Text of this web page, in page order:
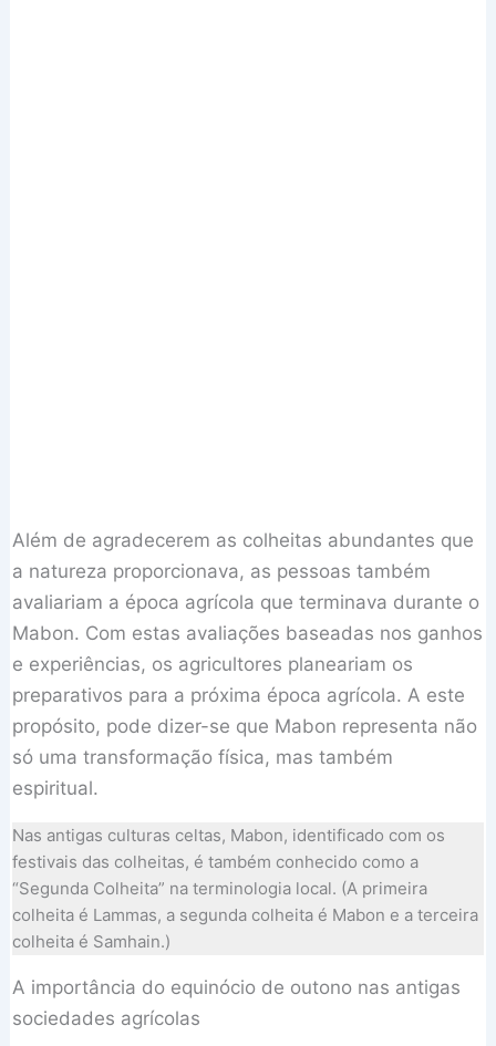
Além de agradecerem as colheitas abundantes que
a natureza proporcionava, as pessoas também
avaliariam a época agrícola que terminava durante o
Mabon. Com estas avaliações baseadas nos ganhos
e experiências, os agricultores planeariam os
preparativos para a próxima época agrícola. A este
propósito, pode dizer-se que Mabon representa não
só uma transformação física, mas também
espiritual.
Nas antigas culturas celtas, Mabon, identificado com os
festivais das colheitas, é também conhecido como a
“Segunda Colheita” na terminologia local. (A primeira
colheita é Lammas, a segunda colheita é Mabon e a terceira
colheita é Samhain.)
A importância do equinócio de outono nas antigas
sociedades agrícolas